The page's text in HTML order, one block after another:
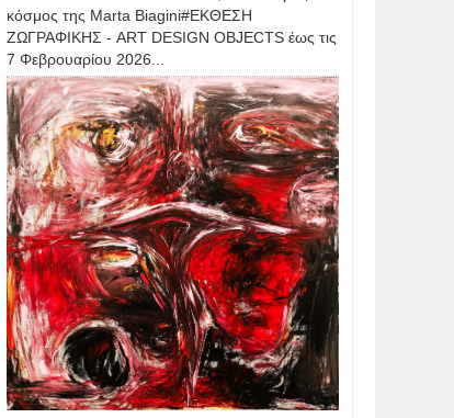
κόσμος της Marta Biagini#ΕΚΘΕΣΗ
ΖΩΓΡΑΦΙΚΗΣ - ART DESIGN OBJECTS έως τις
7 Φεβρουαρίου 2026...